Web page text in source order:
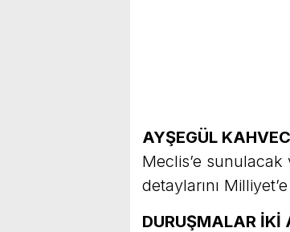
AYŞEGÜL
Meclis’e
detaylarını
DURUŞMALAR İKİ